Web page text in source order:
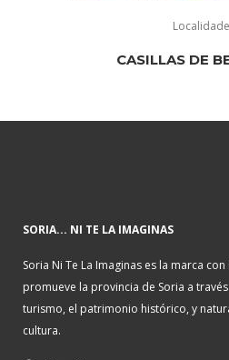
CASILLAS DE
SORIA... NI TE LA IMAGINAS
Soria Ni Te La Imaginas es la marca
promueve la provincia de Soria a
turismo, el patrimonio histórico, y
cultura.